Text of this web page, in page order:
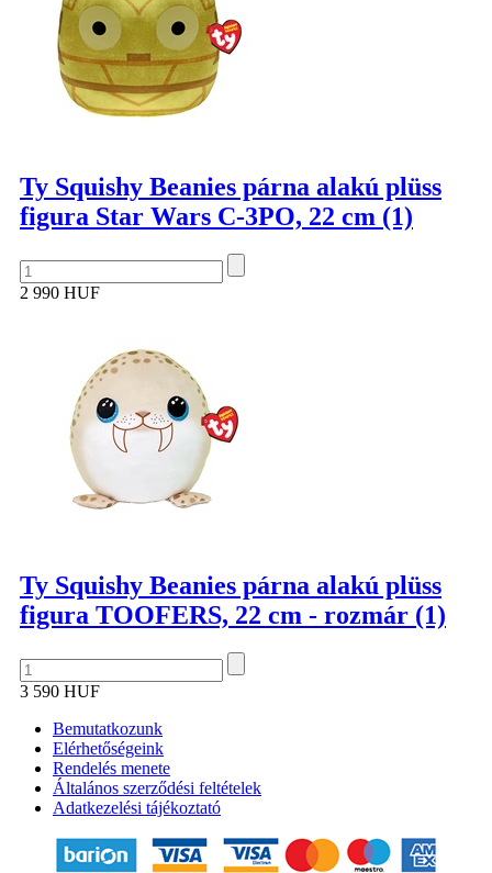
Ty Squishy Beanies párna alakú plüss
figura Star Wars C-3PO, 22 cm (1)
2 990 HUF
Ty Squishy Beanies párna alakú plüss
figura TOOFERS, 22 cm - rozmár (1)
3 590 HUF
Bemutatkozunk
Elérhetőségeink
Rendelés menete
Általános szerződési feltételek
Adatkezelési tájékoztató